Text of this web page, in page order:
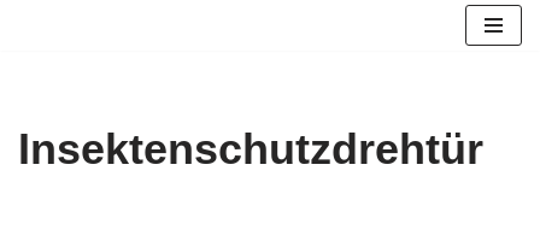
Insektenschutzdrehtür